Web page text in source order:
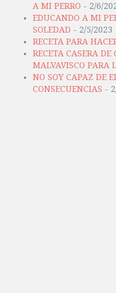
A MI PERRO - 2/6/
EDUCANDO A MI
SOLEDAD - 2/5/2023
RECETA PARA
RECETA CASERA
MALVAVISCO PARA
NO SOY CAPAZ DE
CONSECUENCIAS -